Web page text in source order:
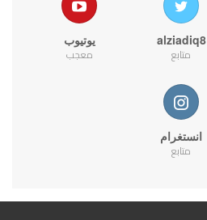
alziadiq8
متابع
يوتيوب
معجب
انستغرام
متابع